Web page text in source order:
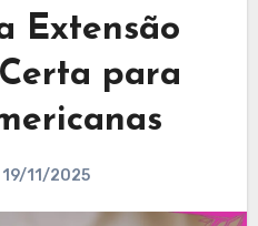
Extensão
para
19/11/2025